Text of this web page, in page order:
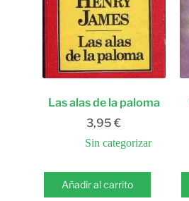
Las alas de la paloma
3,95€
Sin categorizar
Añadir al carrito